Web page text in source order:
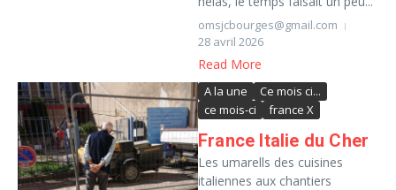
omsjcbourges@gmail.com
28 avril 2026
Read More
A la une
Ce mois ci...
ce mois-ci
france X
France Italie du Cher
Les umarells des cuisines
italiennes aux chantiers